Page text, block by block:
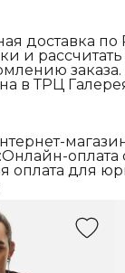
доставка
и
в ТРЦ
оплата для